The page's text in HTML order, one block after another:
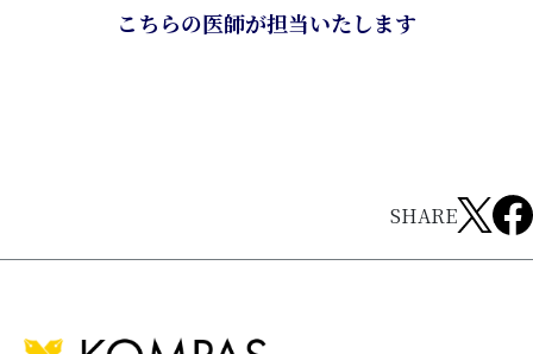
こちらの医師が担当いたします
SHARE